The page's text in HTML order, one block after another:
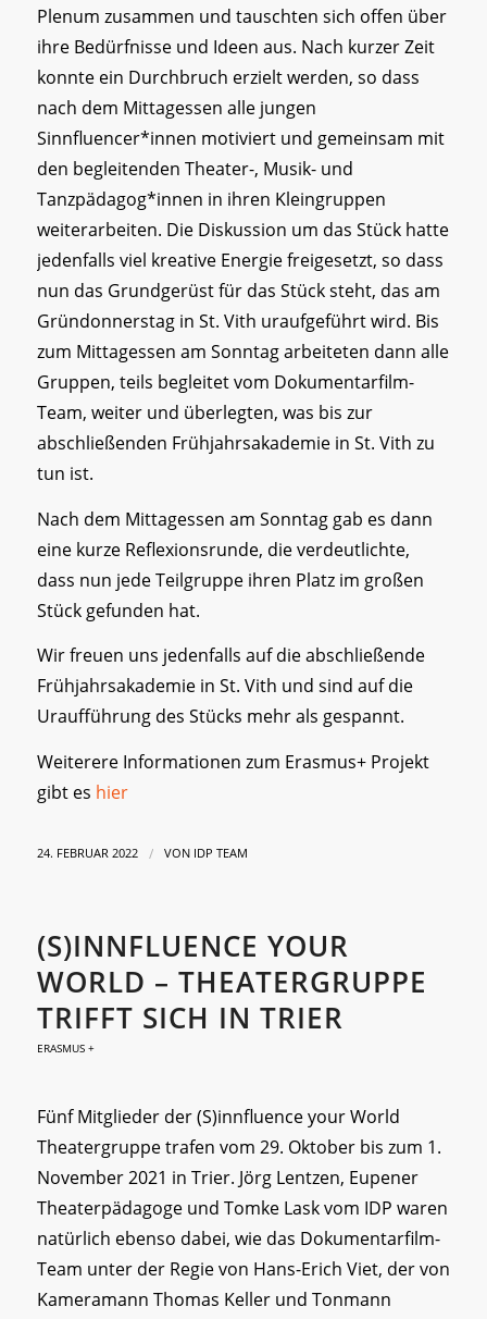
Plenum zusammen und tauschten sich offen über
ihre Bedürfnisse und Ideen aus. Nach kurzer Zeit
konnte ein Durchbruch erzielt werden, so dass
nach dem Mittagessen alle jungen
Sinnfluencer*innen motiviert und gemeinsam mit
den begleitenden Theater-, Musik- und
Tanzpädagog*innen in ihren Kleingruppen
weiterarbeiten. Die Diskussion um das Stück hatte
jedenfalls viel kreative Energie freigesetzt, so dass
nun das Grundgerüst für das Stück steht, das am
Gründonnerstag in St. Vith uraufgeführt wird. Bis
zum Mittagessen am Sonntag arbeiteten dann alle
Gruppen, teils begleitet vom Dokumentarfilm-
Team, weiter und überlegten, was bis zur
abschließenden Frühjahrsakademie in St. Vith zu
tun ist.
Nach dem Mittagessen am Sonntag gab es dann
eine kurze Reflexionsrunde, die verdeutlichte,
dass nun jede Teilgruppe ihren Platz im großen
Stück gefunden hat.
Wir freuen uns jedenfalls auf die abschließende
Frühjahrsakademie in St. Vith und sind auf die
Uraufführung des Stücks mehr als gespannt.
Weiterere Informationen zum Erasmus+ Projekt
gibt es hier
24. FEBRUAR 2022 / VON IDP TEAM
(S)INNFLUENCE YOUR
WORLD – THEATERGRUPPE
TRIFFT SICH IN TRIER
ERASMUS +
Fünf Mitglieder der (S)innfluence your World
Theatergruppe trafen vom 29. Oktober bis zum 1.
November 2021 in Trier. Jörg Lentzen, Eupener
Theaterpädagoge und Tomke Lask vom IDP waren
natürlich ebenso dabei, wie das Dokumentarfilm-
Team unter der Regie von Hans-Erich Viet, der von
Kameramann Thomas Keller und Tonmann